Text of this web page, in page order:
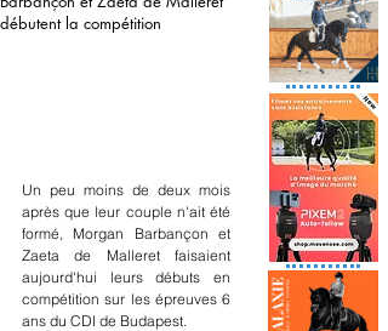
débutent la compétition
Un peu moins de deux mois
après que leur couple n'ait été
formé, Morgan Barbançon et
Zaeta de Malleret faisaient
aujourd'hui leurs débuts en
compétition sur les épreuves 6
ans du CDI de Budapest.